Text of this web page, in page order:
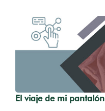
El viaje de mi pantalón